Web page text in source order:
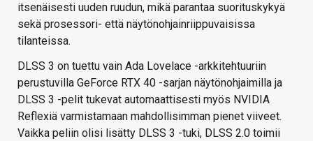
itsenäisesti uuden ruudun, mikä parantaa suorituskykyä
sekä prosessori- että näytönohjainriippuvaisissa
tilanteissa.
DLSS 3 on tuettu vain Ada Lovelace -arkkitehtuuriin
perustuvilla GeForce RTX 40 -sarjan näytönohjaimilla ja
DLSS 3 -pelit tukevat automaattisesti myös NVIDIA
Reflexiä varmistamaan mahdollisimman pienet viiveet.
Vaikka peliin olisi lisätty DLSS 3 -tuki, DLSS 2.0 toimii